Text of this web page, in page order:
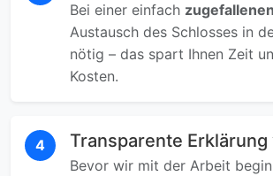
Bei einer einfach
Austausch des Schlosses in
nötig – das spart Ihnen Zeit
Kosten.
4 Transparente Erklärung
Bevor wir mit der Arbeit